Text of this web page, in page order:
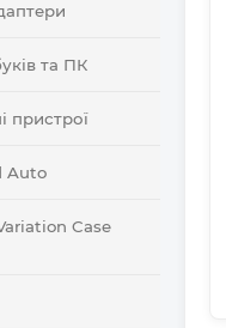
та ПК
пристрої
Auto
Case